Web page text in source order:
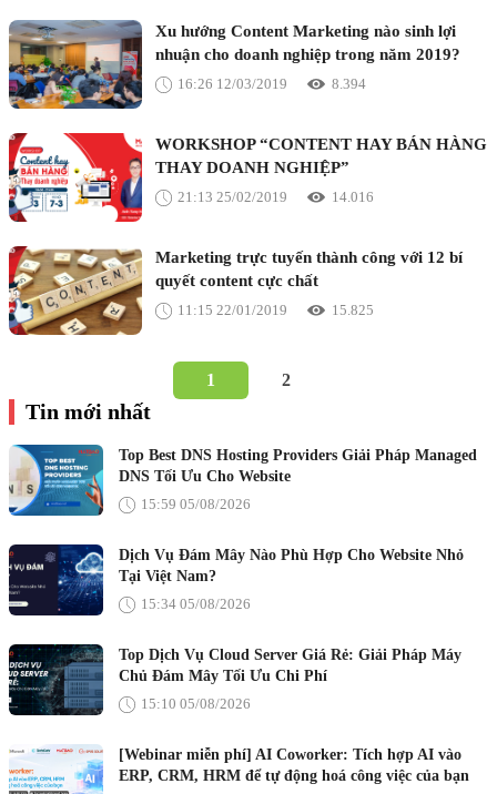
Xu hướng Content Marketing nào sinh lợi
nhuận cho doanh nghiệp trong năm 2019?
16:26 12/03/2019 8.394
WORKSHOP “CONTENT HAY BÁN HÀNG
THAY DOANH NGHIỆP”
21:13 25/02/2019 14.016
Marketing trực tuyến thành công với 12 bí
quyết content cực chất
11:15 22/01/2019 15.825
1 2
Tin mới nhất
Top Best DNS Hosting Providers Giải Pháp Managed
DNS Tối Ưu Cho Website
15:59 05/08/2026
Dịch Vụ Đám Mây Nào Phù Hợp Cho Website Nhỏ
Tại Việt Nam?
15:34 05/08/2026
Top Dịch Vụ Cloud Server Giá Rẻ: Giải Pháp Máy
Chủ Đám Mây Tối Ưu Chi Phí
15:10 05/08/2026
[Webinar miễn phí] AI Coworker: Tích hợp AI vào
ERP, CRM, HRM để tự động hoá công việc của bạn